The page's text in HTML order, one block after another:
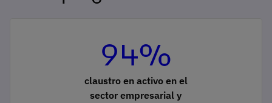
94%
claustro en activo en el
sector empresarial y